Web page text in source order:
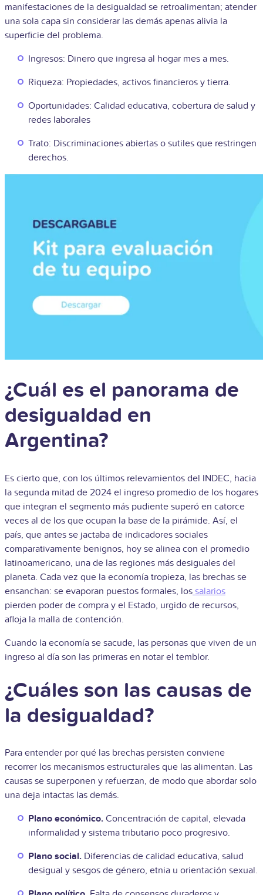
manifestaciones de la desigualdad se retroalimentan; atender
una sola capa sin considerar las demás apenas alivia la
superficie del problema.
Ingresos: Dinero que ingresa al hogar mes a mes.
Riqueza: Propiedades, activos financieros y tierra.
Oportunidades: Calidad educativa, cobertura de salud y
redes laborales
Trato: Discriminaciones abiertas o sutiles que restringen
derechos.
¿Cuál es el panorama de
desigualdad en
Argentina?
Es cierto que, con los últimos relevamientos del INDEC, hacia
la segunda mitad de 2024 el ingreso promedio de los hogares
que integran el segmento más pudiente superó en catorce
veces al de los que ocupan la base de la pirámide. Así, el
país, que antes se jactaba de indicadores sociales
comparativamente benignos, hoy se alinea con el promedio
latinoamericano, una de las regiones más desiguales del
planeta. Cada vez que la economía tropieza, las brechas se
ensanchan: se evaporan puestos formales, los salarios
pierden poder de compra y el Estado, urgido de recursos,
afloja la malla de contención.
Cuando la economía se sacude, las personas que viven de un
ingreso al día son las primeras en notar el temblor.
¿Cuáles son las causas de
la desigualdad?
Para entender por qué las brechas persisten conviene
recorrer los mecanismos estructurales que las alimentan. Las
causas se superponen y refuerzan, de modo que abordar solo
una deja intactas las demás.
Plano económico. Concentración de capital, elevada
informalidad y sistema tributario poco progresivo.
Plano social. Diferencias de calidad educativa, salud
desigual y sesgos de género, etnia u orientación sexual.